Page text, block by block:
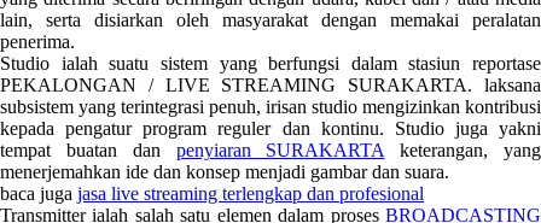
lain, serta disiarkan oleh masyarakat dengan memakai peralatan
penerima.
Studio ialah suatu sistem yang berfungsi dalam stasiun reportase
PEKALONGAN / LIVE STREAMING SURAKARTA. laksana
subsistem yang terintegrasi penuh, irisan studio mengizinkan kontribusi
kepada pengatur program reguler dan kontinu. Studio juga yakni
tempat buatan dan penyiaran SURAKARTA keterangan, yang
menerjemahkan ide dan konsep menjadi gambar dan suara.
baca juga jasa live streaming terlengkap dan profesional
Transmitter ialah salah satu elemen dalam proses BROADCASTING